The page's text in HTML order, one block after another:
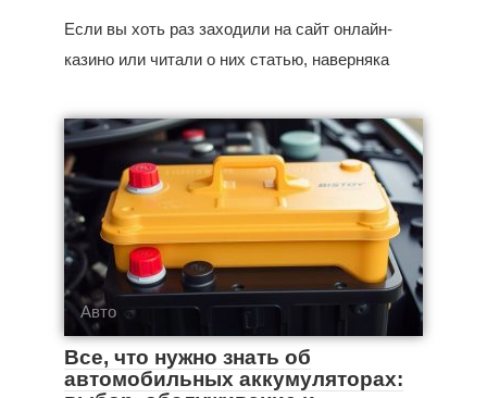
Если вы хоть раз заходили на сайт онлайн-
казино или читали о них статью, наверняка
Авто
Все, что нужно знать об
автомобильных аккумуляторах: